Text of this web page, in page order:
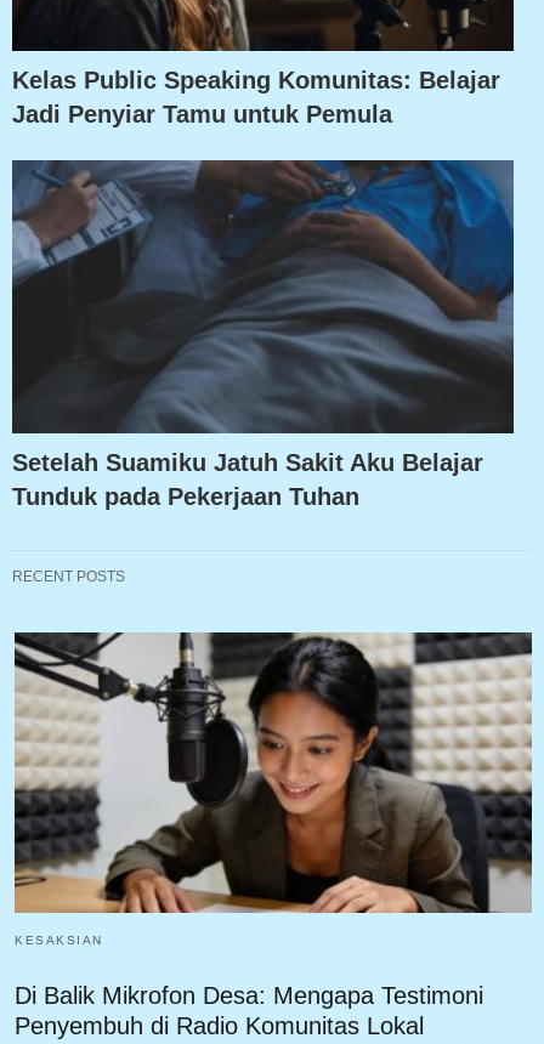
Kelas Public Speaking Komunitas: Belajar
Jadi Penyiar Tamu untuk Pemula
Setelah Suamiku Jatuh Sakit Aku Belajar
Tunduk pada Pekerjaan Tuhan
RECENT POSTS
KESAKSIAN
Di Balik Mikrofon Desa: Mengapa Testimoni
Penyembuh di Radio Komunitas Lokal